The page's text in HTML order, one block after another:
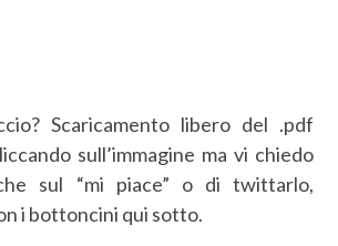
Scaricamento libero del .pdf
sull’immagine ma vi chiedo
sul “mi piace” o di twittarlo,
i bottoncini qui sotto.